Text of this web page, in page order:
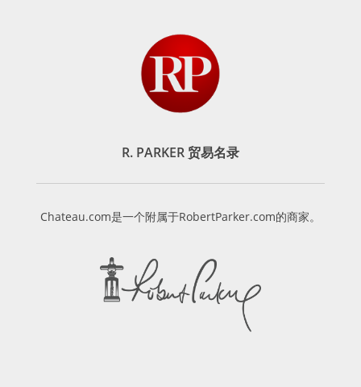
R. PARKER 贸易名录
Chateau.com是一个附属于RobertParker.com的商家。